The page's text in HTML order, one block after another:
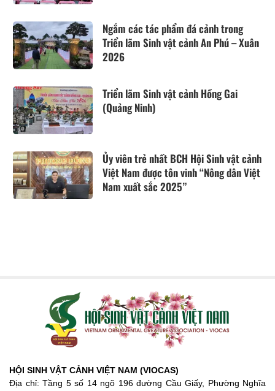
Ngắm các tác phẩm đá cảnh trong
Triển lãm Sinh vật cảnh An Phú – Xuân
2026
Triển lãm Sinh vật cảnh Hồng Gai
(Quảng Ninh)
Ủy viên trẻ nhất BCH Hội Sinh vật cảnh
Việt Nam được tôn vinh “Nông dân Việt
Nam xuất sắc 2025”
HỘI SINH VẬT CẢNH VIỆT NAM (VIOCAS)
Địa chỉ: Tầng 5 số 14 ngõ 196 đường Cầu Giấy, Phường Nghĩa